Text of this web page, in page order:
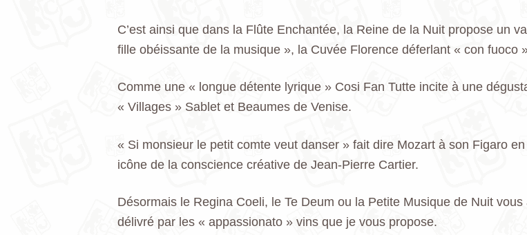
C’est ainsi que dans la Flûte Enchantée, la Reine de la Nuit propose un
fille obéissante de la musique », la Cuvée Florence déferlant « con fuoco
Comme une « longue détente lyrique » Cosi Fan Tutte incite à une
« Villages » Sablet et Beaumes de Venise.
« Si monsieur le petit comte veut danser » fait dire Mozart à son Figaro
icône de la conscience créative de Jean-Pierre Cartier.
Désormais le Regina Coeli, le Te Deum ou la Petite Musique de Nuit
délivré par les « appassionato » vins que je vous propose.